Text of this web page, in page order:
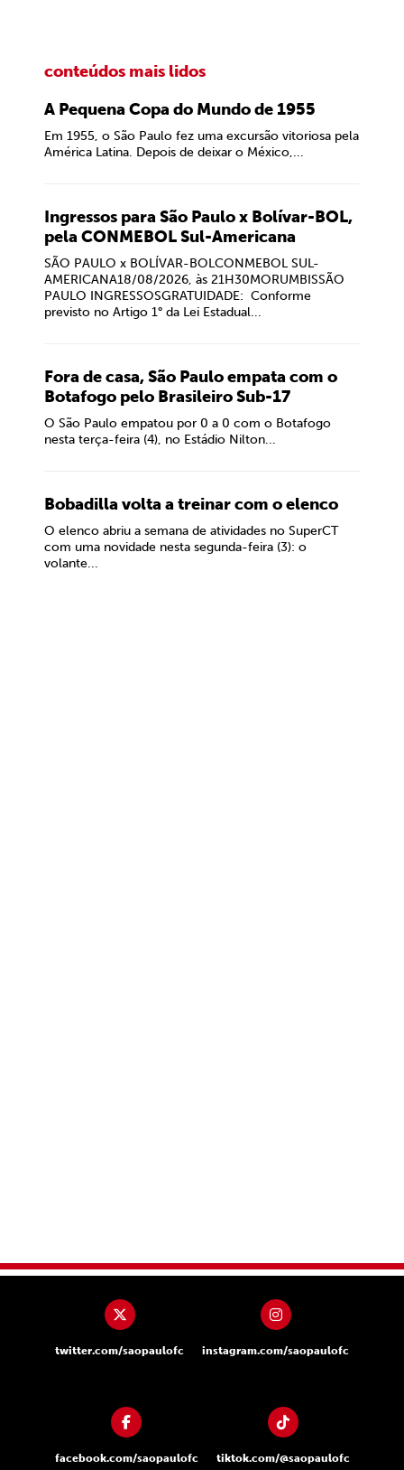
conteúdos mais lidos
A Pequena Copa do Mundo de 1955
Em 1955, o São Paulo fez uma excursão vitoriosa pela
América Latina. Depois de deixar o México,...
Ingressos para São Paulo x Bolívar-BOL,
pela CONMEBOL Sul-Americana
SÃO PAULO x BOLÍVAR-BOLCONMEBOL SUL-
AMERICANA18/08/2026, às 21H30MORUMBISSÃO
PAULO INGRESSOSGRATUIDADE: Conforme
previsto no Artigo 1° da Lei Estadual...
Fora de casa, São Paulo empata com o
Botafogo pelo Brasileiro Sub-17
O São Paulo empatou por 0 a 0 com o Botafogo
nesta terça-feira (4), no Estádio Nilton...
Bobadilla volta a treinar com o elenco
O elenco abriu a semana de atividades no SuperCT
com uma novidade nesta segunda-feira (3): o
volante...
twitter.com/saopaulofc instagram.com/saopaulofc
facebook.com/saopaulofc tiktok.com/@saopaulofc